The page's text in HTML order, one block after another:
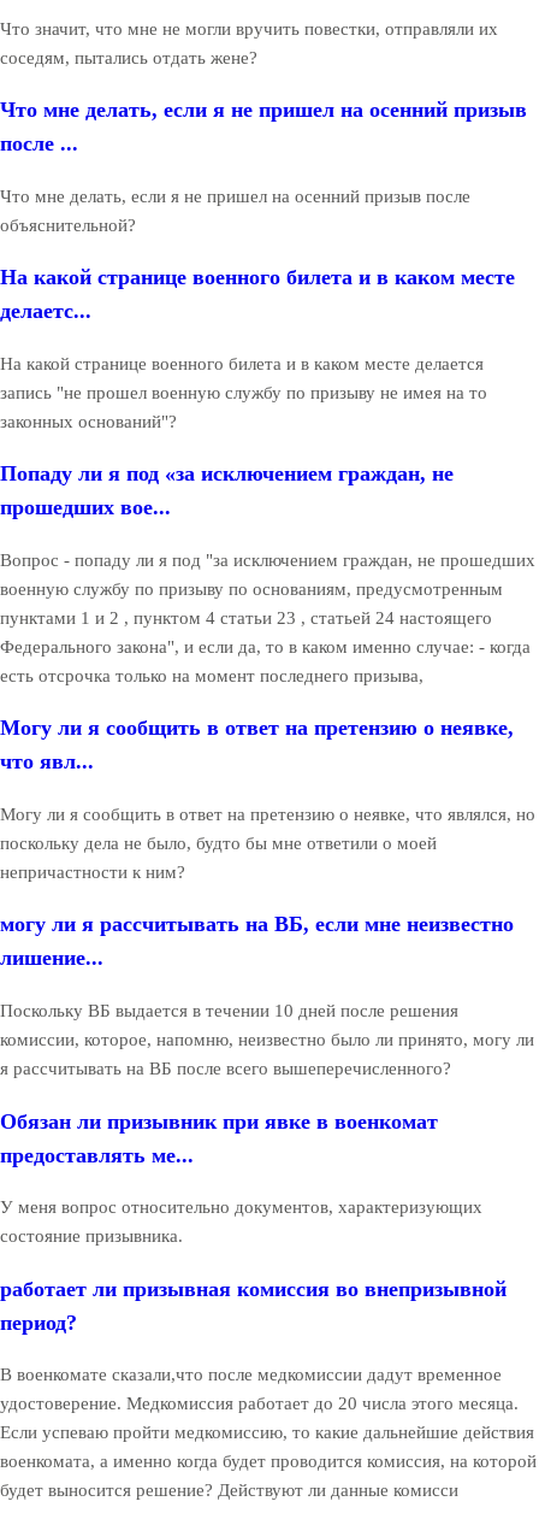
Что значит, что мне не могли вручить повестки, отправляли их
соседям, пытались отдать жене?
Что мне делать, если я не пришел на осенний призыв
после ...
Что мне делать, если я не пришел на осенний призыв после
объяснительной?
На какой странице военного билета и в каком месте
делаетс...
На какой странице военного билета и в каком месте делается
запись "не прошел военную службу по призыву не имея на то
законных оснований"?
Попаду ли я под «за исключением граждан, не
прошедших вое...
Вопрос - попаду ли я под "за исключением граждан, не прошедших
военную службу по призыву по основаниям, предусмотренным
пунктами 1 и 2 , пунктом 4 статьи 23 , статьей 24 настоящего
Федерального закона", и если да, то в каком именно случае: - когда
есть отсрочка только на момент последнего призыва,
Могу ли я сообщить в ответ на претензию о неявке,
что явл...
Могу ли я сообщить в ответ на претензию о неявке, что являлся, но
поскольку дела не было, будто бы мне ответили о моей
непричастности к ним?
могу ли я рассчитывать на ВБ, если мне неизвестно
лишение...
Поскольку ВБ выдается в течении 10 дней после решения
комиссии, которое, напомню, неизвестно было ли принято, могу ли
я рассчитывать на ВБ после всего вышеперечисленного?
Обязан ли призывник при явке в военкомат
предоставлять ме...
У меня вопрос относительно документов, характеризующих
состояние призывника.
работает ли призывная комиссия во внепризывной
период?
В военкомате сказали,что после медкомиссии дадут временное
удостоверение. Медкомиссия работает до 20 числа этого месяца.
Если успеваю пройти медкомиссию, то какие дальнейшие действия
военкомата, а именно когда будет проводится комиссия, на которой
будет выносится решение? Действуют ли данные комисси